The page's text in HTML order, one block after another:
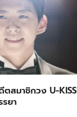
สมาชิกวง U-KISS
ยา